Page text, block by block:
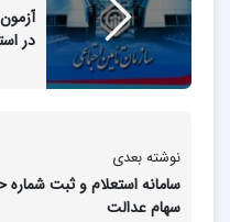
در
نوشته بعدی
سامانه استعلام و ثبت
سهام عدالت